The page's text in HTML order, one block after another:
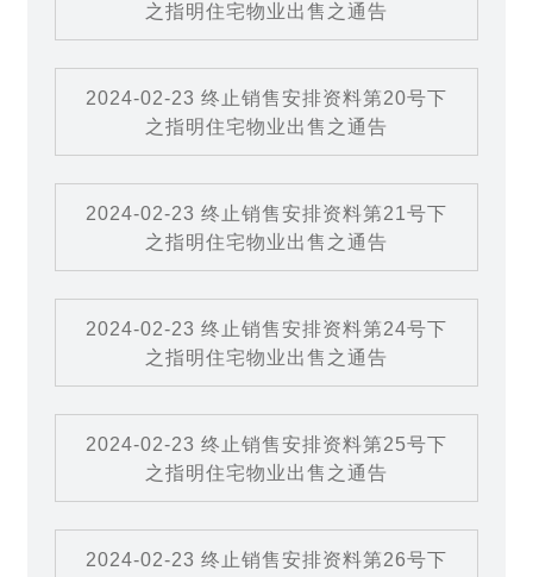
之指明住宅物业出售之通告
2024-02-23 终止销售安排资料第20号下
之指明住宅物业出售之通告
2024-02-23 终止销售安排资料第21号下
之指明住宅物业出售之通告
2024-02-23 终止销售安排资料第24号下
之指明住宅物业出售之通告
2024-02-23 终止销售安排资料第25号下
之指明住宅物业出售之通告
2024-02-23 终止销售安排资料第26号下